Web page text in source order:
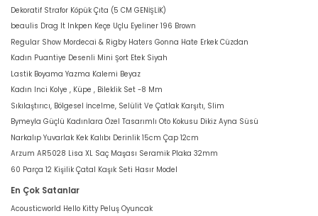
Dekoratif Strafor Köpük Çıta (5 CM GENİŞLİK)
beaulis Drag It Inkpen Keçe Uçlu Eyeliner 196 Brown
Regular Show Mordecai & Rigby Haters Gonna Hate Erkek Cüzdan
Kadın Puantiye Desenli Mini Şort Etek Siyah
Lastik Boyama Yazma Kalemi Beyaz
Kadın Inci Kolye , Küpe , Bileklik Set -8 Mm
Sıkılaştırıcı, Bölgesel İncelme, Selülit Ve Çatlak Karşıtı, Slim
Bymeyla Güçlü Kadınlara Özel Tasarımlı Oto Kokusu Dikiz Ayna Süsü
Narkalıp Yuvarlak Kek Kalıbı Derinlik 15cm Çap 12cm
Arzum AR5028 Lisa XL Saç Maşası Seramik Plaka 32mm
60 Parça 12 Kişilik Çatal Kaşık Seti Hasır Model
En Çok Satanlar
Acousticworld Hello Kitty Peluş Oyuncak